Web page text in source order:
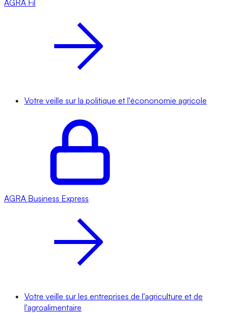
AGRA Fil
Votre veille sur la politique et l'écononomie agricole
AGRA Business Express
Votre veille sur les entreprises de l'agriculture et de
l'agroalimentaire